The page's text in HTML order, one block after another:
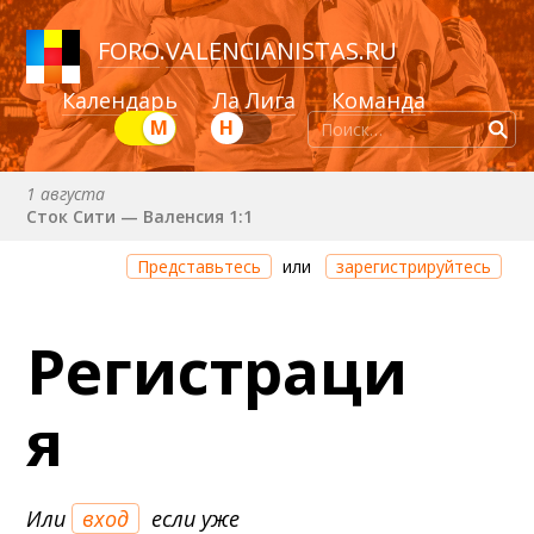
FORO.VALENCIANISTAS.RU
Календарь Ла Лига Команда
Н
М
1 августа
Сток Сити — Валенсия 1:1
8 августа (сб) в 21:00 (исп)
Валенсия — Ньюкасл
Валенсия — Сельта
25 августа (вт) в 21:00 (исп)
30 августа (вс) в 19:30 (исп)
Представьтесь или зарегистрируйтесь
Регистраци
я
Или вход если уже